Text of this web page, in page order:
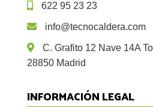
622 95 23 23
info@tecnocaldera.com
C. Grafito 12 Nave 14A
28850 Madrid
INFORMACIÓN LEGAL